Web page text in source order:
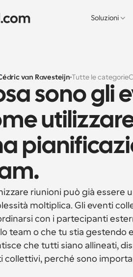
Soluzioni
van Ravesteijn Tutte le categorie
sono gli
riunioni può già essere
moltiplica. Gli eventi
con i partecipanti
team o che tu stia gestendo
che tutti siano allineati,
collettivi, perché sono